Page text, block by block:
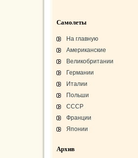
Самолеты
На главную
Американские
Великобритании
Германии
Италии
Польши
СССР
Франции
Японии
Архив